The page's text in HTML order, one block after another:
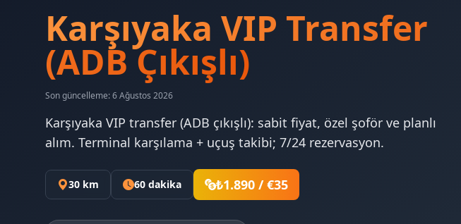
Karşıyaka VIP Transfer
(ADB Çıkışlı)
Son güncelleme: 6 Ağustos 2026
Karşıyaka VIP transfer (ADB çıkışlı): sabit fiyat, özel şoför ve planlı
alım. Terminal karşılama + uçuş takibi; 7/24 rezervasyon.
30 km 60 dakika ₺1.890 / €35